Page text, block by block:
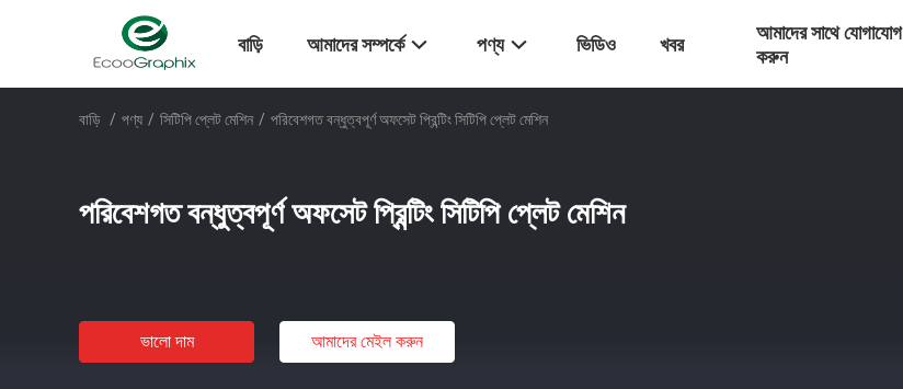
বাড়ি আমাদের সম্পর্কে পণ্য ভিডিও খবর
আমাদের সাথে যোগাযোগ
করুন
বাড়ি / পণ্য / সিটিপি প্লেট মেশিন / পরিবেশগত বন্ধুত্বপূর্ণ অফসেট প্রিন্টিং সিটিপি প্লেট মেশিন
পরিবেশগত বন্ধুত্বপূর্ণ অফসেট প্রিন্টিং সিটিপি প্লেট মেশিন
ভালো দাম আমাদের মেইল ​​করুন